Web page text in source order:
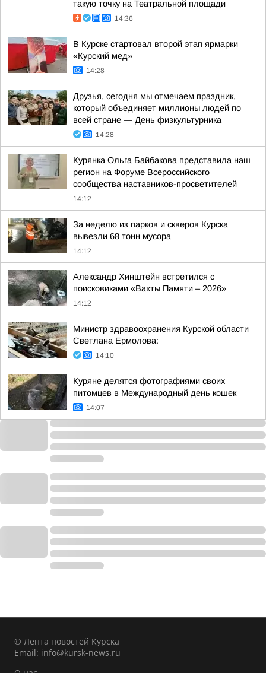
такую точку на Театральной площади
14:36
В Курске стартовал второй этап ярмарки
«Курский мед»
14:28
Друзья, сегодня мы отмечаем праздник,
который объединяет миллионы людей по
всей стране — День физкультурника
14:28
Курянка Ольга Байбакова представила наш
регион на Форуме Всероссийского
сообщества наставников-просветителей
14:12
За неделю из парков и скверов Курска
вывезли 68 тонн мусора
14:12
Александр Хинштейн встретился с
поисковиками «Вахты Памяти – 2026»
14:12
Министр здравоохранения Курской области
Светлана Ермолова:
14:10
Куряне делятся фотографиями своих
питомцев в Международный день кошек
14:07
© Лента новостей Курска
Email: info@kursk-news.ru